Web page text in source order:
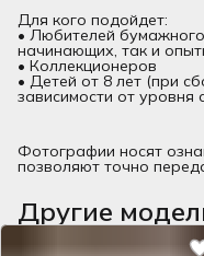
Для кого подойдет:
• Любителей
начинающих, так и
• Коллекционеров
• Детей от 8 лет (при
зависимости от уровня
Фотографии носят
позволяют точно
Другие